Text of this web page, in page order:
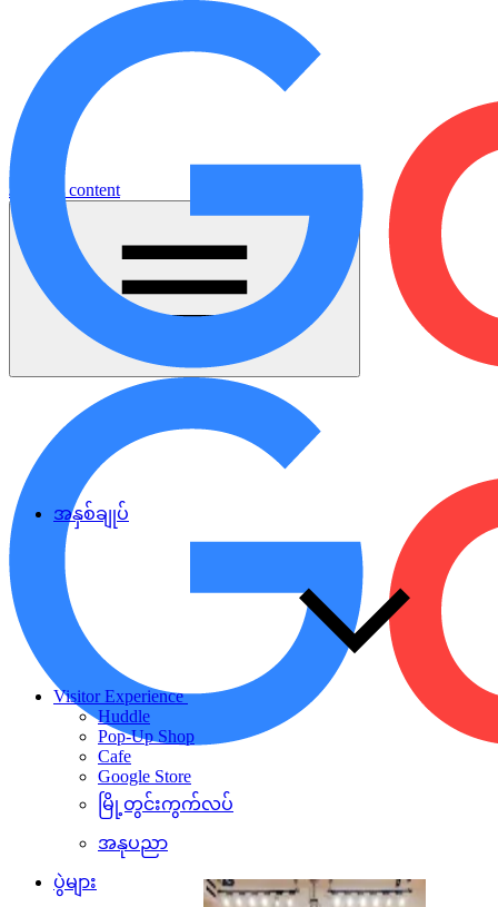
Jump to content
အနှစ်ချုပ်
Visitor Experience
Huddle
Pop-Up Shop
Cafe
Google Store
မြို့တွင်းကွက်လပ်
အနုပညာ
ပွဲများ